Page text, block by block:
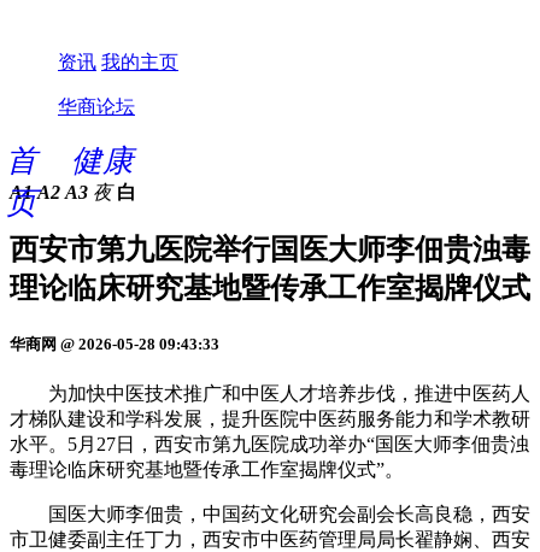
资讯 我的主页
华商论坛
首
页
健康
A1 A2 A3 夜 白
西安市第九医院举行国医大师李佃贵浊毒
理论临床研究基地暨传承工作室揭牌仪式
华商网 @ 2026-05-28 09:43:33
为加快中医技术推广和中医人才培养步伐，推进中医药人
才梯队建设和学科发展，提升医院中医药服务能力和学术教研
水平。5月27日，西安市第九医院成功举办“国医大师李佃贵浊
毒理论临床研究基地暨传承工作室揭牌仪式”。
国医大师李佃贵，中国药文化研究会副会长高良稳，西安
市卫健委副主任丁力，西安市中医药管理局局长翟静娴、西安